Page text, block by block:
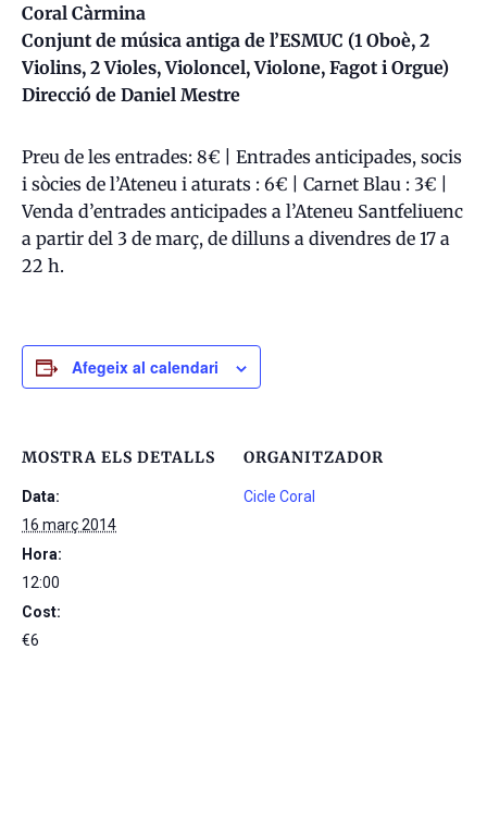
Coral Càrmina
Conjunt de música antiga de l’ESMUC (1 Oboè, 2
Violins, 2 Violes, Violoncel, Violone, Fagot i Orgue)
Direcció de Daniel Mestre
Preu de les entrades: 8€ | Entrades anticipades, socis
i sòcies de l’Ateneu i aturats : 6€ | Carnet Blau : 3€ |
Venda d’entrades anticipades a l’Ateneu Santfeliuenc
a partir del 3 de març, de dilluns a divendres de 17 a
22 h.
Afegeix al calendari
MOSTRA ELS DETALLS
Data:
16 març 2014
Hora:
12:00
Cost:
€6
ORGANITZADOR
Cicle Coral